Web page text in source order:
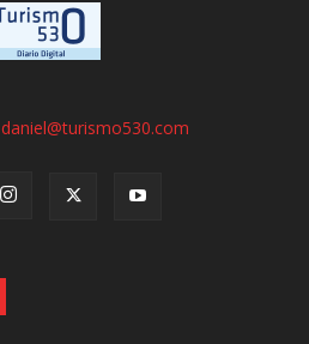
daniel@turismo530.com